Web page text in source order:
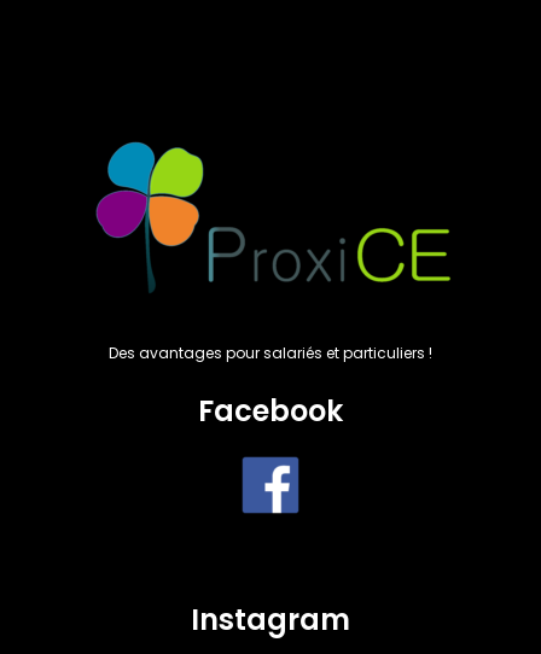
Des avantages pour salariés et particuliers !
Facebook
Instagram